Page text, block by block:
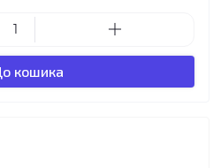
кошика